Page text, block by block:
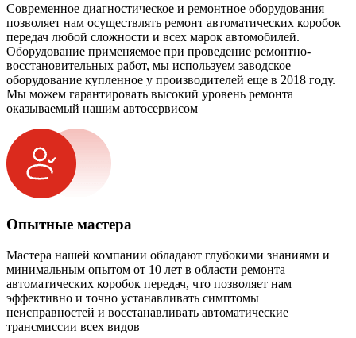
Современное диагностическое и ремонтное оборудования
позволяет нам осуществлять ремонт автоматических коробок
передач любой сложности и всех марок автомобилей.
Оборудование применяемое при проведение ремонтно-
восстановительных работ, мы используем заводское
оборудование купленное у производителей еще в 2018 году.
Мы можем гарантировать высокий уровень ремонта
оказываемый нашим автосервисом
Опытные мастера
Мастера нашей компании обладают глубокими знаниями и
минимальным опытом от 10 лет в области ремонта
автоматических коробок передач, что позволяет нам
эффективно и точно устанавливать симптомы
неисправностей и восстанавливать автоматические
трансмиссии всех видов